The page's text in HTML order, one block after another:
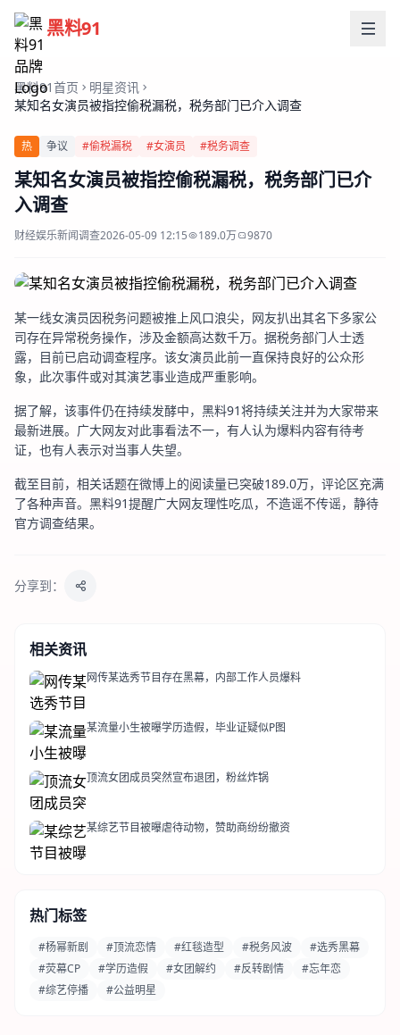
黑料91
黑料91首页
明星资讯
某知名女演员被指控偷税漏税，税务部门已介入调查
热 争议 #偷税漏税 #女演员 #税务调查
某知名女演员被指控偷税漏税，税务部门已介
入调查
财经娱乐新闻调查2026-05-09 12:15 189.0万 9870
某一线女演员因税务问题被推上风口浪尖，网友扒出其名下多家公
司存在异常税务操作，涉及金额高达数千万。据税务部门人士透
露，目前已启动调查程序。该女演员此前一直保持良好的公众形
象，此次事件或对其演艺事业造成严重影响。
据了解，该事件仍在持续发酵中，黑料91将持续关注并为大家带来
最新进展。广大网友对此事看法不一，有人认为爆料内容有待考
证，也有人表示对当事人失望。
截至目前，相关话题在微博上的阅读量已突破189.0万，评论区充满
了各种声音。黑料91提醒广大网友理性吃瓜，不造谣不传谣，静待
官方调查结果。
分享到：
相关资讯
网传某选秀节目存在黑幕，内部工作人员爆料
某流量小生被曝学历造假，毕业证疑似P图
顶流女团成员突然宣布退团，粉丝炸锅
某综艺节目被曝虐待动物，赞助商纷纷撤资
热门标签
#杨幂新剧 #顶流恋情 #红毯造型 #税务风波
#选秀黑幕
#荧幕CP
#学历造假 #女团解约 #反转剧情
#忘年恋
#综艺停播
#公益明星